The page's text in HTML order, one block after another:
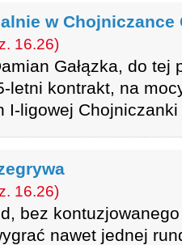
w
16.26)
Gałązka, do tej
letni kontrakt, na
I-ligowej
16.26)
bez
nawet jednej